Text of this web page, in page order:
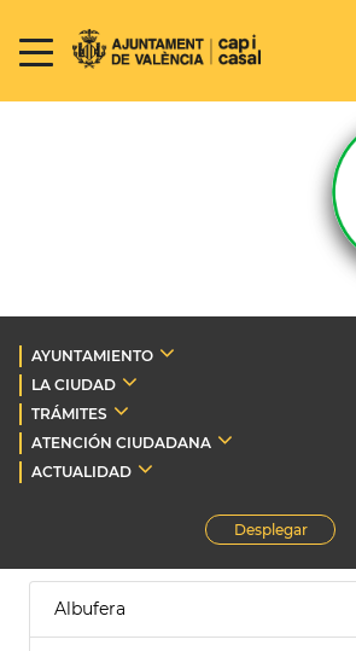
AYUNTAMIENTO
LA CIUDAD
TRÁMITES
ATENCIÓN CIUDADANA
ACTUALIDAD
Desplegar
Albufera